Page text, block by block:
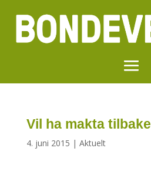
Vil ha makta tilbake
4. juni 2015 | Aktuelt